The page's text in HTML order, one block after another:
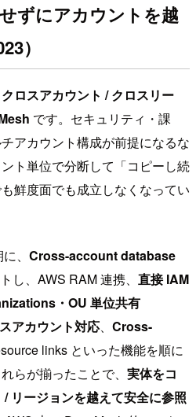
ずにアカウントを越
）
クロスアカウント / クロスリー
です。セキュリティ・課
アカウント構成が前提になるな
ト単位で分断して「コピーし続
鮮度面でも成立しなくなってい
、 Cross-account database
し、AWS RAM 連携、 直接 IAM
・OU 単位共有
アカウント対応、 Cross-
links といった機能を順に
らが揃ったことで、 実体をコ
リージョンを越えて安全に参照